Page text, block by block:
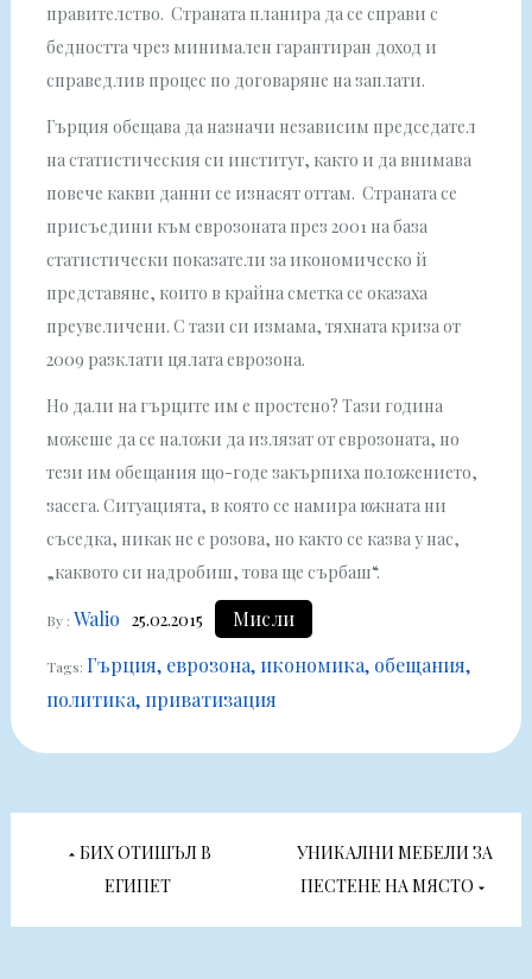
правителство. Страната планира да се справи с
бедността чрез минимален гарантиран доход и
справедлив процес по договаряне на заплати.
Гърция обещава да назначи независим председател
на статистическия си институт, както и да внимава
повече какви данни се изнасят оттам. Страната се
присъедини към еврозоната през 2001 на база
статистически показатели за икономическо й
представяне, които в крайна сметка се оказаха
преувеличени. С тази си измама, тяхната криза от
2009 разклати цялата еврозона.
Но дали на гърците им е простено? Тази година
можеше да се наложи да излязат от еврозоната, но
тези им обещания що-годе закърпиха положението,
засега. Ситуацията, в която се намира южната ни
съседка, никак не е розова, но както се казва у нас,
„каквото си надробиш, това ще сърбаш“.
By : Walio 25.02.2015 Мисли
Tags: Гърция еврозона икономика обещания
политика приватизация
Навигация
БИХ ОТИШЪЛ В
ЕГИПЕТ
УНИКАЛНИ МЕБЕЛИ ЗА
ПЕСТЕНЕ НА МЯСТО